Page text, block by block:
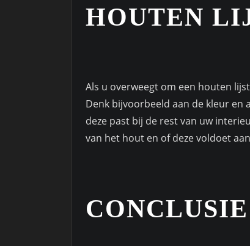
HOUTEN
Als u overweegt om een houten
Denk bijvoorbeeld aan de kleur
deze past bij de rest van uw
van het hout en of deze voldoet
CONCLUSIE